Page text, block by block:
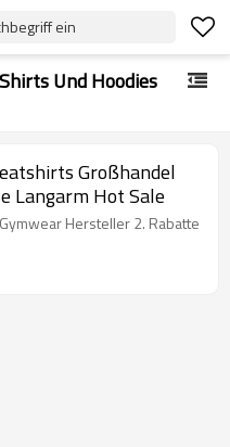
ein
Und Hoodies
Großhandel
Langarm Hot Sale
Hersteller 2. Rabatte